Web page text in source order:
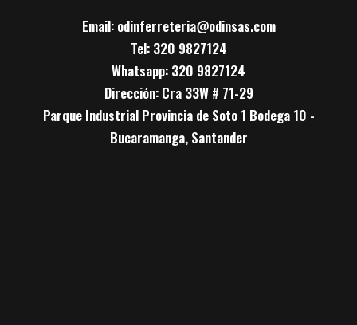
Email: odinferreteria@odinsas.com
Tel: 320 9827124
Whatsapp: 320 9827124
Dirección: Cra 33W # 71-29
Parque Industrial Provincia de Soto 1 Bodega 10 -
Bucaramanga, Santander